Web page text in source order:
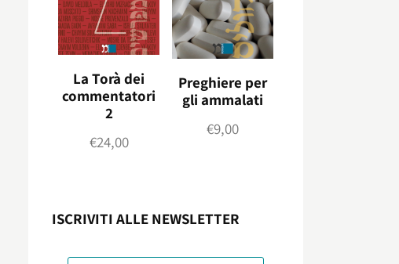
La Torà dei
commentatori
2
€24,00
Preghiere per
gli ammalati
€9,00
ISCRIVITI ALLE NEWSLETTER